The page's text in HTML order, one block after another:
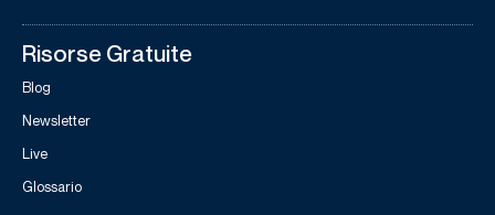
Risorse Gratuite
Blog
Newsletter
Live
Glossario